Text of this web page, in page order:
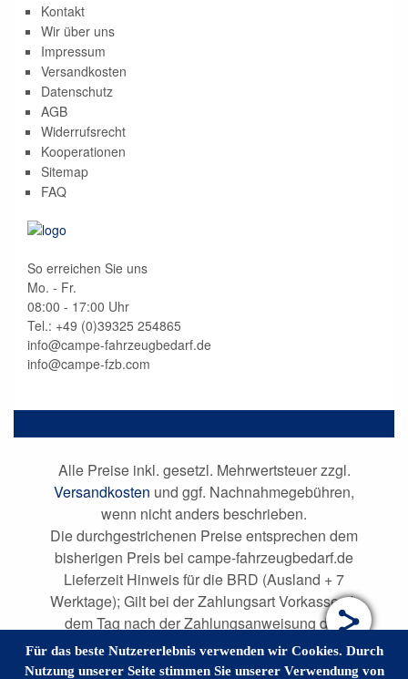
Für das beste Nutzererlebnis verwenden wir Cookies. Durch
Nutzung unserer Seite stimmen Sie unserer Verwendung von
Kontakt
Wir über uns
Impressum
Versandkosten
Datenschutz
AGB
Widerrufsrecht
Kooperationen
Sitemap
FAQ
So erreichen Sie uns
Mo. - Fr.
08:00 - 17:00 Uhr
Tel.: +49 (0)39325 254865
info@campe-fahrzeugbedarf.de
info@campe-fzb.com
Alle Preise inkl. gesetzl. Mehrwertsteuer zzgl.
Versandkosten und ggf. Nachnahmegebühren,
wenn nicht anders beschrieben.
Die durchgestrichenen Preise entsprechen dem
bisherigen Preis bei campe-fahrzeugbedarf.de
Lieferzeit Hinweis für die BRD (Ausland + 7
Werktage); Gilt bei der Zahlungsart Vorkasse ab
dem Tag nach der Zahlungsanweisung des
Kunden; bei anderen Zahlungsarten ab dem Tag
nach Vertragsschluss.